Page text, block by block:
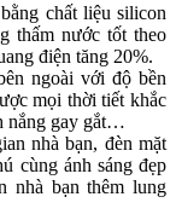
chất liệu silicon
thấm nước tốt theo
điện tăng 20%.
ngoài với độ bền
mọi thời tiết khắc
nắng gay gắt…
nhà bạn, đèn mặt
cùng ánh sáng đẹp
nhà bạn thêm lung